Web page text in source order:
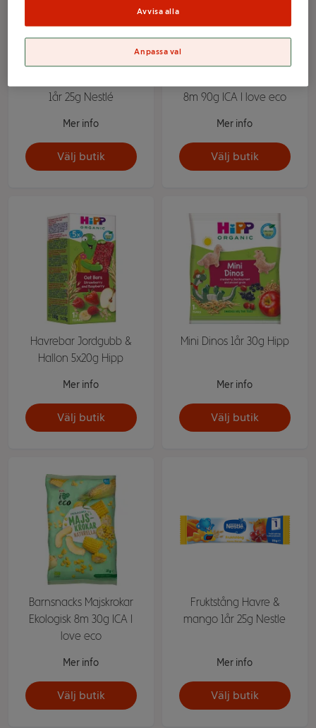
1år 25g Nestlé
Mer info
Välj butik
8m 90g ICA I love eco
Mer info
Välj butik
Havrebar Jordgubb &
Hallon 5x20g Hipp
Mer info
Välj butik
Mini Dinos 1år 30g Hipp
Mer info
Välj butik
Barnsnacks Majskrokar
Ekologisk 8m 30g ICA I
love eco
Mer info
Välj butik
Fruktstång Havre &
mango 1år 25g Nestle
Mer info
Välj butik
Avvisa alla
Anpassa val